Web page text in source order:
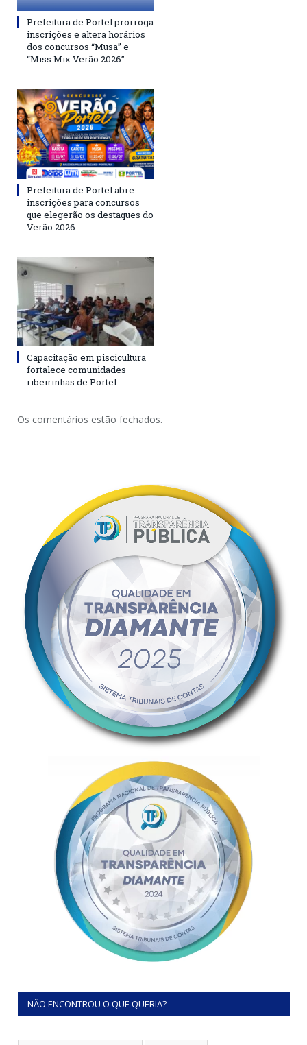
Prefeitura de Portel prorroga
inscrições e altera horários
dos concursos “Musa” e
“Miss Mix Verão 2026”
Prefeitura de Portel abre
inscrições para concursos
que elegerão os destaques do
Verão 2026
Capacitação em piscicultura
fortalece comunidades
ribeirinhas de Portel
Os comentários estão fechados.
NÃO ENCONTROU O QUE QUERIA?